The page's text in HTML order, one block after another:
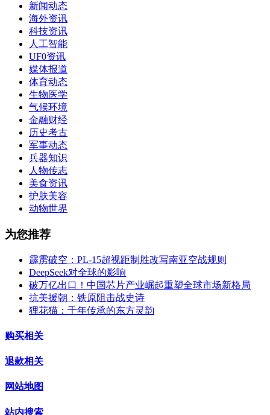
新闻动态
海外资讯
科技资讯
人工智能
UF0资讯
媒体报道
体育动态
生物医学
气候环境
金融财经
历史考古
军事动态
兵器知识
人物传志
美食资讯
护肤美容
动物世界
为您推荐
霹雳破空：PL-15超视距制胜改写南亚空战规则
DeepSeek对全球的影响
破万亿出口！中国芯片产业崛起重塑全球市场新格局
抗美援朝：铁原阻击战史诗
狸花猫：千年传承的东方灵韵
购买相关
退款相关
网站地图
站内搜索